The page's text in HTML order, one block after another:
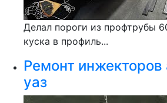
Делал пороги из профтрубы
куска в профиль...
Ремонт инжекторов
уаз